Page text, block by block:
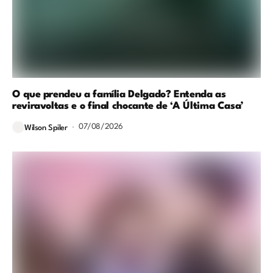
O que prendeu a família Delgado? Entenda as
reviravoltas e o final chocante de ‘A Última Casa’
Wilson Spiler 07/08/2026